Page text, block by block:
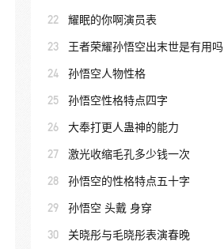
22 耀眠的你啊演员表
23 王者荣耀孙悟空出末世是有用吗
24 孙悟空人物性格
25 孙悟空性格特点四字
26 大奉打更人蛊神的能力
27 激光收缩毛孔多少钱一次
28 孙悟空的性格特点五十字
29 孙悟空 头戴 身穿
30 关晓彤与毛晓彤表演春晚